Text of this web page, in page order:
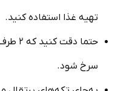
تهیه غذا استفاده کنید.
حتما
سرخ شود.